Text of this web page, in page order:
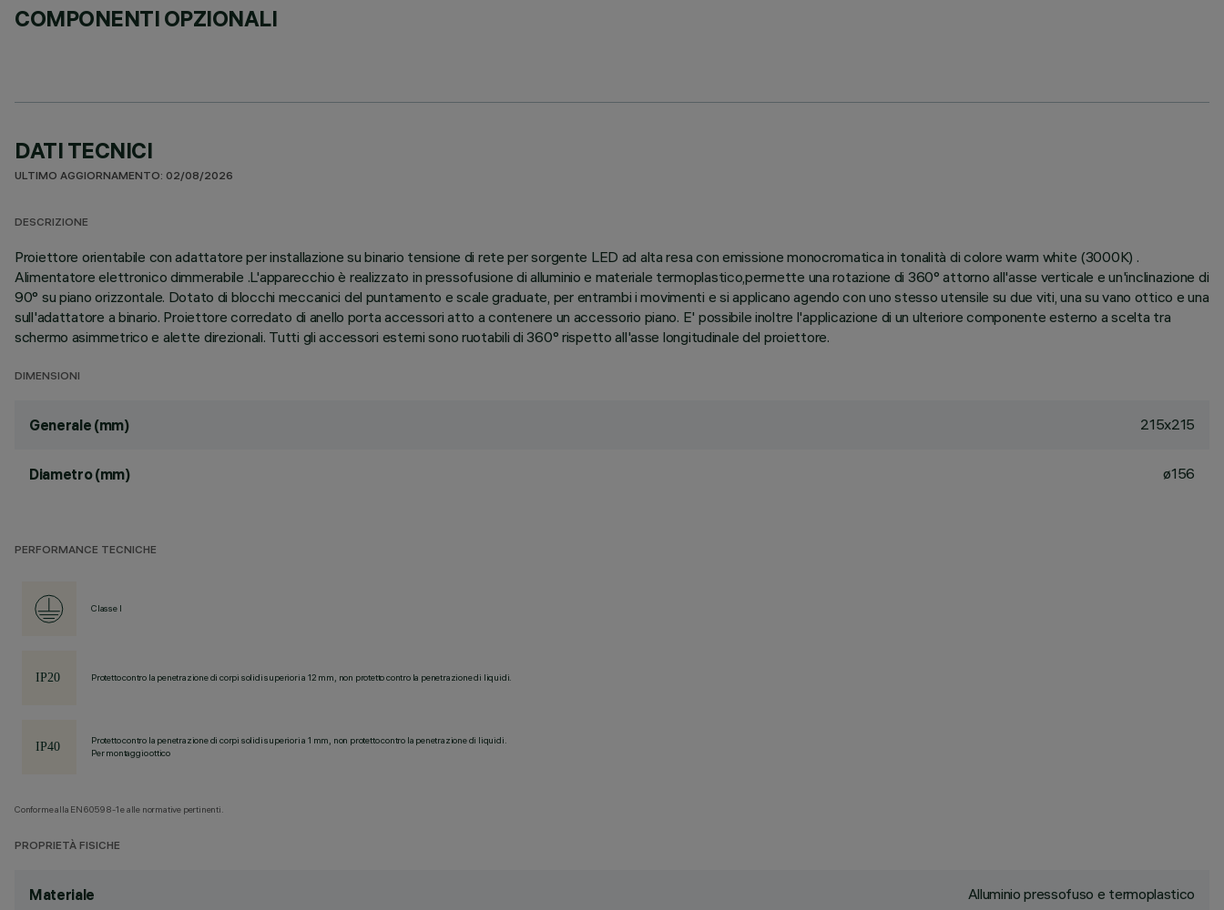
COMPONENTI OPZIONALI
DATI TECNICI
ULTIMO AGGIORNAMENTO: 02/08/2026
DESCRIZIONE
Proiettore orientabile con adattatore per installazione su binario tensione di rete per sorgente LED ad alta resa con emissione monocromatica in tonalità di colore warm white (3000K) .
Alimentatore elettronico dimmerabile .L'apparecchio è realizzato in pressofusione di alluminio e materiale termoplastico,permette una rotazione di 360° attorno all'asse verticale e un'inclinazione di
90° su piano orizzontale. Dotato di blocchi meccanici del puntamento e scale graduate, per entrambi i movimenti e si applicano agendo con uno stesso utensile su due viti, una su vano ottico e una
sull'adattatore a binario. Proiettore corredato di anello porta accessori atto a contenere un accessorio piano. E' possibile inoltre l'applicazione di un ulteriore componente esterno a scelta tra
schermo asimmetrico e alette direzionali. Tutti gli accessori esterni sono ruotabili di 360° rispetto all'asse longitudinale del proiettore.
DIMENSIONI
Generale (mm) 215x215
Diametro (mm) ø156
PERFORMANCE TECNICHE
Classe I
Protetto contro la penetrazione di corpi solidi superiori a 12 mm, non protetto contro la penetrazione di liquidi.
Protetto contro la penetrazione di corpi solidi superiori a 1 mm, non protetto contro la penetrazione di liquidi.
Per montaggio ottico
Conforme alla EN60598-1 e alle normative pertinenti.
PROPRIETÀ FISICHE
Materiale Alluminio pressofuso e termoplastico